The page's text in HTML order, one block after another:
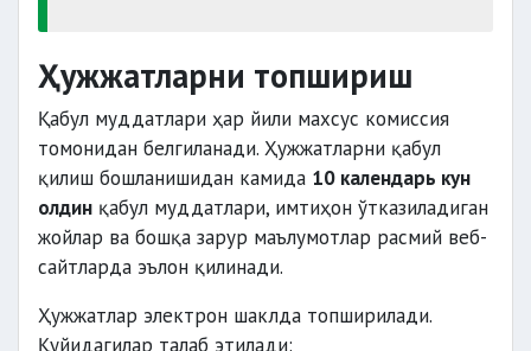
Ҳужжатларни топшириш
Қабул муддатлари ҳар йили махсус комиссия
томонидан белгиланади. Ҳужжатларни қабул
қилиш бошланишидан камида 10 календарь кун
олдин қабул муддатлари, имтиҳон ўтказиладиган
жойлар ва бошқа зарур маълумотлар расмий веб-
сайтларда эълон қилинади.
Ҳужжатлар электрон шаклда топширилади.
Қуйидагилар талаб этилади: